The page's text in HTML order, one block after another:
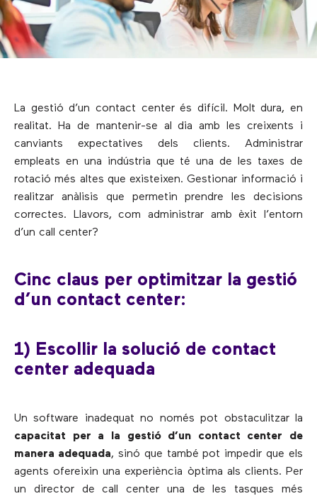
La gestió d’un contact center és difícil. Molt dura, en
realitat. Ha de mantenir-se al dia amb les creixents i
canviants expectatives dels clients. Administrar
empleats en una indústria que té una de les taxes de
rotació més altes que existeixen. Gestionar informació i
realitzar anàlisis que permetin prendre les decisions
correctes. Llavors, com administrar amb èxit l’entorn
d’un call center?
Cinc claus per optimitzar la gestió
d’un contact center:
1) Escollir la solució de contact
center adequada
Un software inadequat no només pot obstaculitzar la
capacitat per a la gestió d’un contact center de
manera adequada, sinó que també pot impedir que els
agents ofereixin una experiència òptima als clients. Per
un director de call center una de les tasques més